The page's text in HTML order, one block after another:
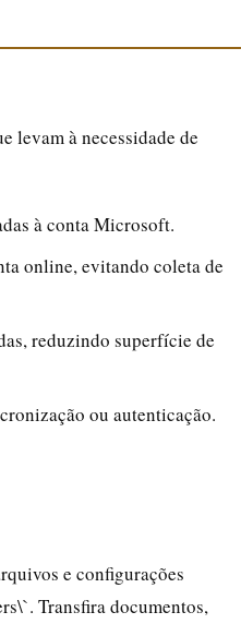
levam à necessidade de
à conta Microsoft.
online, evitando coleta de
reduzindo superfície de
ou autenticação.
e configurações
`. Transfira documentos,